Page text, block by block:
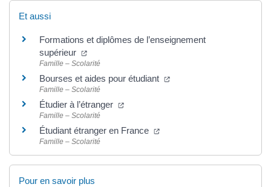
Et aussi
Formations et diplômes de l’enseignement
supérieur
Famille – Scolarité
Bourses et aides pour étudiant
Famille – Scolarité
Étudier à l’étranger
Famille – Scolarité
Étudiant étranger en France
Famille – Scolarité
Pour en savoir plus